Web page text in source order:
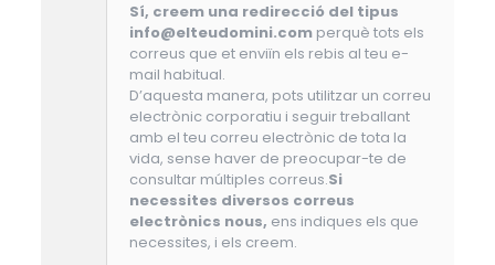
Sí, creem una redirecció del tipus
info@elteudomini.comperquè tots els
correus que et enviïn els rebis al teu e-
mail habitual.
D’aquesta manera, pots utilitzar un correu
electrònic corporatiu i seguir treballant
amb el teu correu electrònic de tota la
vida, sense haver de preocupar-te de
consultar múltiples correus.Si
necessites diversos correus
electrònics nous, ens indiques els que
necessites, i els creem.